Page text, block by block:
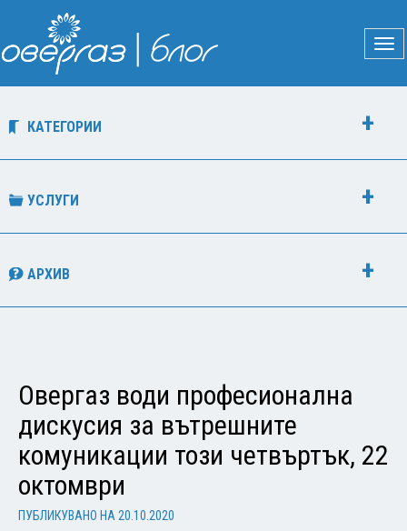
КАТЕГОРИИ
УСЛУГИ
АРХИВ
Овергаз води професионална
дискусия за вътрешните
комуникации този четвъртък, 22
октомври
ПУБЛИКУВАНО НА 20.10.2020